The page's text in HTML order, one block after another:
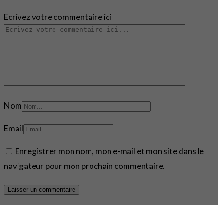
Ecrivez votre commentaire ici
Nom
Email
Enregistrer mon nom, mon e-mail et mon site dans le
navigateur pour mon prochain commentaire.